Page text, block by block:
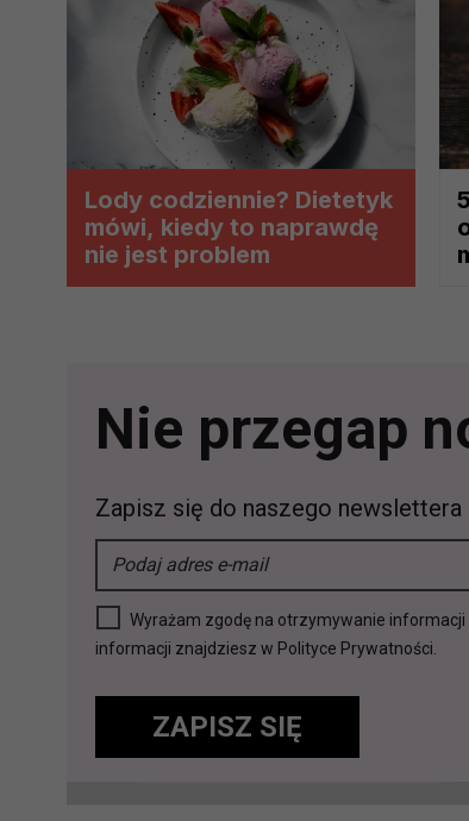
Lody codziennie? Dietetyk
mówi, kiedy to naprawdę
nie jest problem
Nie przegap
Zapisz się do naszego newslettera
Wyrażam zgodę na otrzymywanie informacji
informacji znajdziesz w Polityce Prywatności.
ZAPISZ SIĘ
Masz między innymi
także wycofać zgodę na
szczegółowo tutaj.
Jakie są podstawy
Każde przetwarzanie
Podstawą prawną
analizowania ich i
(tymi umowami są
prawną dla pomiarów